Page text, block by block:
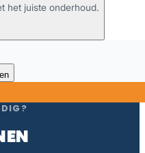
het juiste onderhoud.